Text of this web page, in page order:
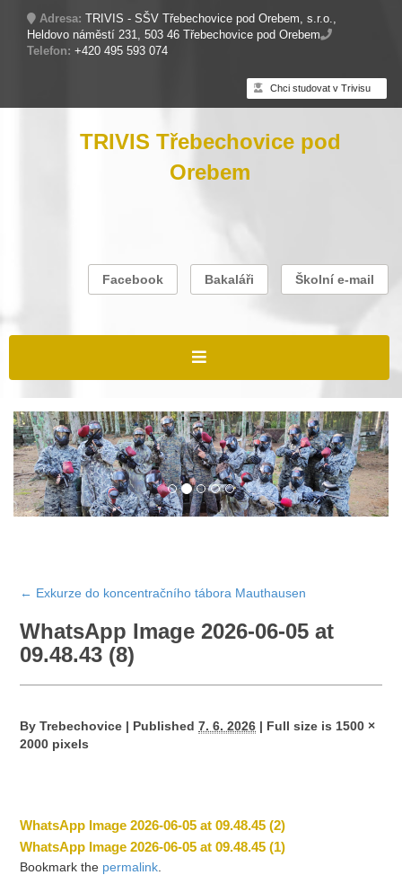
Adresa: TRIVIS - SŠV Třebechovice pod Orebem, s.r.o.,
Heldovo náměstí 231, 503 46 Třebechovice pod Orebem
Telefon: +420 495 593 074
Chci studovat v Trivisu
TRIVIS Třebechovice pod
Orebem
Facebook Bakaláři Školní e-mail
← Exkurze do koncentračního tábora Mauthausen
WhatsApp Image 2026-06-05 at
09.48.43 (8)
By Trebechovice | Published 7. 6. 2026 | Full size is 1500 ×
2000 pixels
WhatsApp Image 2026-06-05 at 09.48.45 (2)
WhatsApp Image 2026-06-05 at 09.48.45 (1)
Bookmark the permalink